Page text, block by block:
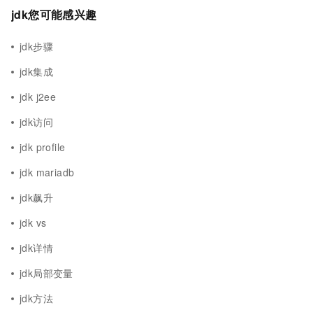
jdk您可能感兴趣
jdk步骤
jdk集成
jdk j2ee
jdk访问
jdk profile
jdk mariadb
jdk飙升
jdk vs
jdk详情
jdk局部变量
jdk方法